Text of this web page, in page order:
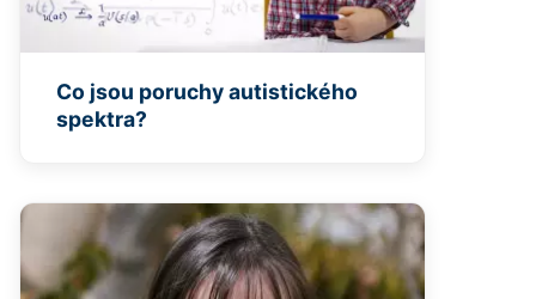
Co jsou poruchy autistického
spektra?